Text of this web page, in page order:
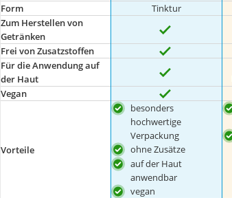
Form Tinktur
Zum Herstellen von
Getränken
Frei von Zusatzstoffen
Für die Anwendung auf
der Haut
Vegan
Vorteile
besonders
hochwertige
Verpackung
ohne Zusätze
auf der Haut
anwendbar
vegan